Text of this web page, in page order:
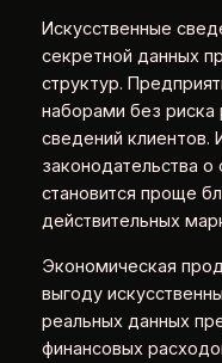
Искусственные
секретной данных
структур.
наборами без риска
сведений клиентов.
законодательства о
становится проще
действительных
Экономическая
выгоду
реальных данных
финансовых